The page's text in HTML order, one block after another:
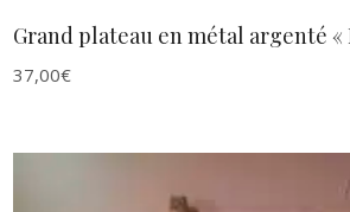
Grand plateau en métal argenté
37,00€